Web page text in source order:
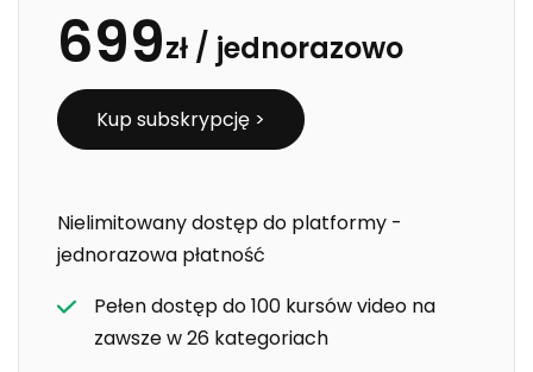
699zł / jednorazowo
Kup subskrypcję >
Nielimitowany dostęp do platformy -
jednorazowa płatność
Pełen dostęp do 100 kursów video na
zawsze w 26 kategoriach